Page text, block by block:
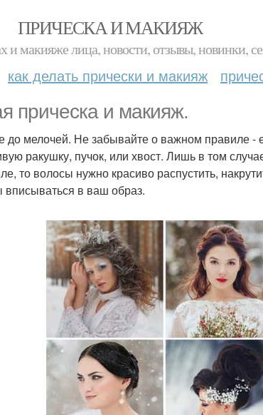
ПРИЧЕСКА И МАКИЯЖ
и макияже лица, новости, отзывы, новинки,
как делать прически и макияж
прическа и макияж.
до мелочей. Не забывайте о важном правиле
ракушку, пучок, или хвост. Лишь в том
то волосы нужно красиво распустить,
в ваш образ.